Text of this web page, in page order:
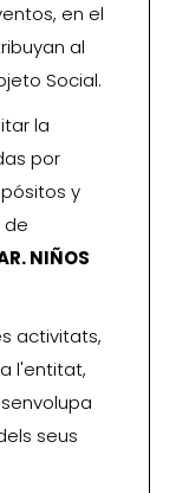
en el
al
Social.
la
por
y
de
NIÑOS
activitats,
l'entitat,
seus